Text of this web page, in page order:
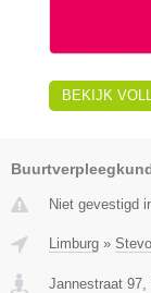
BEKIJK
Niet gevestigd
Limburg »
Jannestraat 97